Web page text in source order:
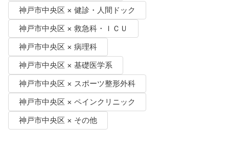
神戸市中央区 × 健診・人間ドック
神戸市中央区 × 救急科・ＩＣＵ
神戸市中央区 × 病理科
神戸市中央区 × 基礎医学系
神戸市中央区 × スポーツ整形外科
神戸市中央区 × ペインクリニック
神戸市中央区 × その他